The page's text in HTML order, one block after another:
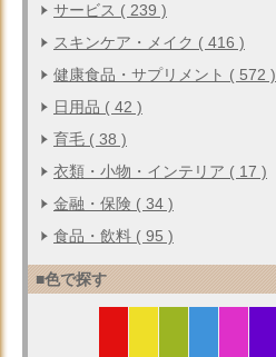
サービス ( 239 )
スキンケア・メイク ( 416 )
健康食品・サプリメント ( 572 )
日用品 ( 42 )
育毛 ( 38 )
衣類・小物・インテリア ( 17 )
金融・保険 ( 34 )
食品・飲料 ( 95 )
■色で探す